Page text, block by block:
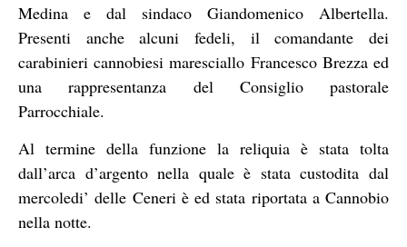
Medina e dal sindaco Giandomenico Albertella.
Presenti anche alcuni fedeli, il comandante dei
carabinieri cannobiesi maresciallo Francesco Brezza ed
una rappresentanza del Consiglio pastorale
Parrocchiale.
Al termine della funzione la reliquia è stata tolta
dall’arca d’argento nella quale è stata custodita dal
mercoledi’ delle Ceneri è ed stata riportata a Cannobio
nella notte.